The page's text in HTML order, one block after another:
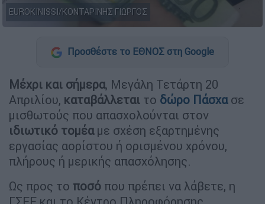
EUROKINISSI/ΚΟΝΤΑΡΙΝΗΣ ΓΙΩΡΓΟΣ
Προσθέστε το ΕΘΝΟΣ στη Google
Μέχρι και σήμερα, Μεγάλη Τετάρτη 20
Απριλίου, καταβάλλεται το δώρο Πάσχασε
μισθωτούς που απασχολούνται στον
ιδιωτικό τομέαμε σχέση εξαρτημένης
εργασίας αορίστου ή ορισμένου χρόνου,
πλήρους ή μερικής απασχόλησης.
Ως προς το ποσό που πρέπει να λάβετε, η